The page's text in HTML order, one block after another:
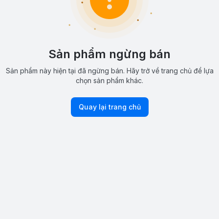
Sản phẩm ngừng bán
Sản phẩm này hiện tại đã ngừng bán. Hãy trở về trang chủ để lựa
chọn sản phẩm khác.
Quay lại trang chủ